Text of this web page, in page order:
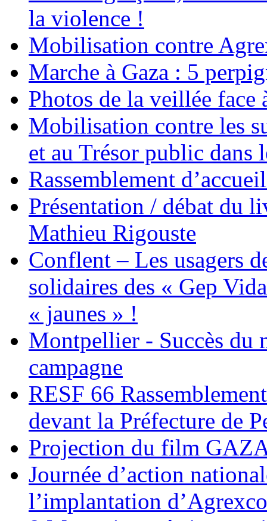
la violence !
Mobilisation contre
Marche à Gaza : 5
Photos de la veillée face
Mobilisation contre les
et au Trésor public dans
Rassemblement
Présentation / débat du
Mathieu Rigouste
Conflent – Les usagers
solidaires des « Gep
« jaunes » !
Montpellier - Succès du
campagne
RESF 66
devant la Préfecture de
Projection du film
Journée d’action
l’implantation d’Agrexco